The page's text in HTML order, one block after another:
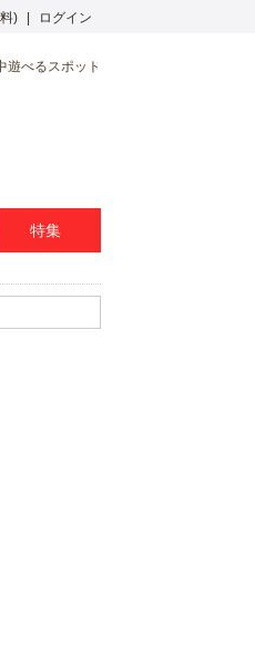
) ログイン
遊べるスポット
特集